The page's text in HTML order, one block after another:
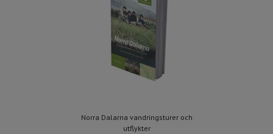
Norra Dalarna vandringsturer och
utflykter